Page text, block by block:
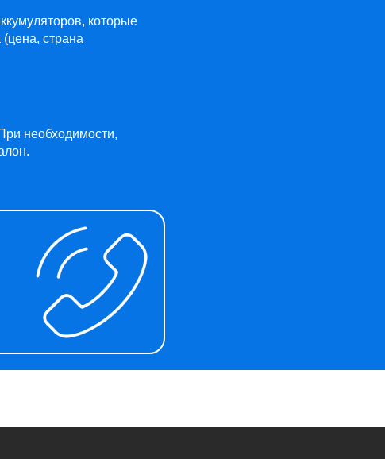
которые
страна
необходимости,